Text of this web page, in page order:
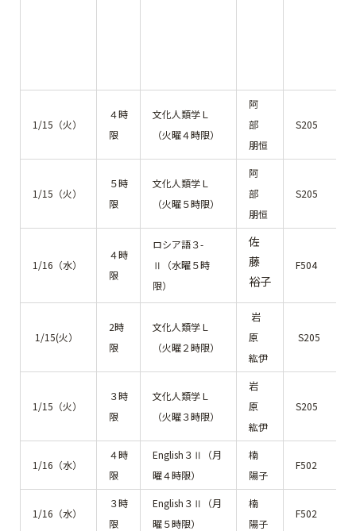
1/15（火）
４時
限
文化人類学Ｌ
（火曜４時限）
阿
部
朋恒
S205
1/15（火）
５時
限
文化人類学Ｌ
（火曜５時限）
阿
部
朋恒
S205
1/16（水）
４時
限
ロシア語３-
Ⅱ（水曜５時
限）
佐
藤
裕子
F504
1/15(火）
2時
限
文化人類学Ｌ
（火曜２時限）
岩
原
紘伊
S205
1/15（火）
３時
限
文化人類学Ｌ
（火曜３時限）
岩
原
紘伊
S205
1/16（水）
４時
限
English３Ⅱ（月
曜４時限）
楠
陽子
F502
1/16（水）
３時
限
English３Ⅱ（月
曜５時限）
楠
陽子
F502